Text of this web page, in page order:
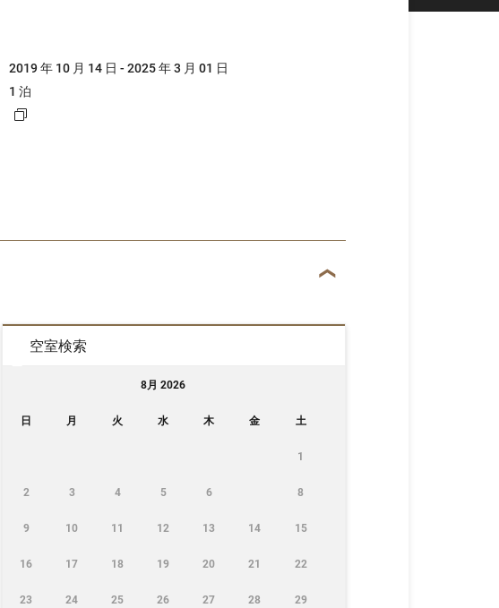
2019 年 10 月 14 日 - 2025 年 3 月 01 日
1 泊
空室検索
8月 2026
日 月 火 水 木 金 土
1
2 3 4 5 6 8
9 10 11 12 13 14 15
16 17 18 19 20 21 22
23 24 25 26 27 28 29